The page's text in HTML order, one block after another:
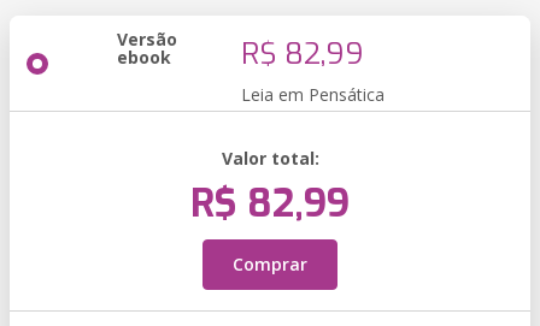
Versão
ebook R$ 82,99
Leia em Pensática
Valor total:
R$ 82,99
Comprar